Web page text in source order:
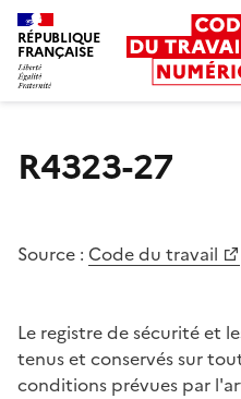
RÉPUBLIQUE
FRANÇAISE
R4323-27
Source : Code du travail
Le registre de sécurité et
tenus et conservés sur
conditions prévues par